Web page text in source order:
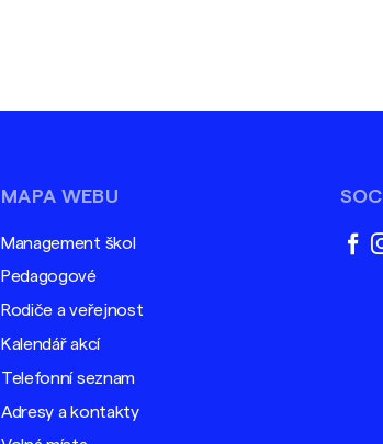
MAPA WEBU
Management škol
Pedagogové
Rodiče a veřejnost
Kalendář akcí
Telefonní seznam
Adresy a kontakty